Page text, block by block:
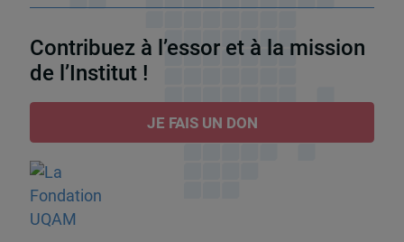
Contribuez à l’essor et à la mission
de l’Institut !
JE FAIS UN DON